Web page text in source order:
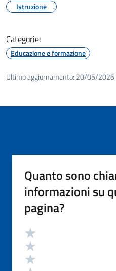
Istruzione
Categorie:
Educazione e formazione
Ultimo aggiornamento: 20/05/2026
Quanto sono
informazioni su
pagina?
Valutazione